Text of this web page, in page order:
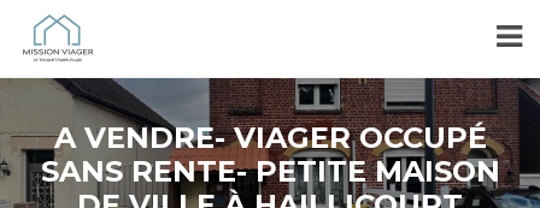
A VENDRE- VIAGER OCCUPÉ
SANS RENTE- PETITE MAISON